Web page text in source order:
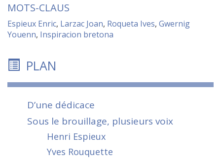
MOTS-CLAUS
Espieux Enric, Larzac Joan, Roqueta Ives, Gwernig
Youenn, Inspiracion bretona
PLAN
D’une dédicace
Sous le brouillage, plusieurs voix
Henri Espieux
Yves Rouquette